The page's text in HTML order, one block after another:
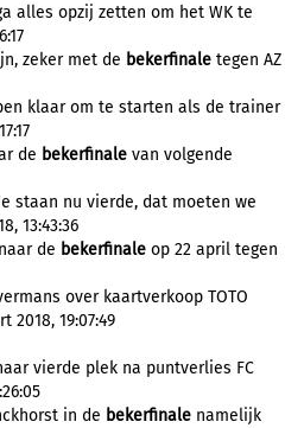
alles opzij zetten om het WK te
zeker met de bekerfinale tegen AZ
klaar om te starten als de trainer
de bekerfinale van volgende
staan nu vierde, dat moeten we
13:43:36
de bekerfinale op 22 april tegen
over kaartverkoop TOTO
2018, 19:07:49
vierde plek na puntverlies FC
in de bekerfinale namelijk